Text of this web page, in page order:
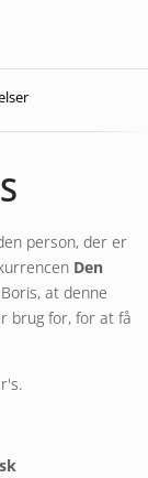
person, der er
Den
at denne
brug for, for at få